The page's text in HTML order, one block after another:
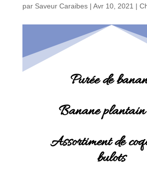
par Saveur Caraibes| Avr 10, 2021 |
Purée de
Banane
Assortiment de
bulots